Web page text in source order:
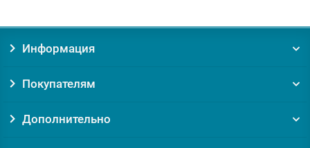
Информация
Покупателям
Дополнительно